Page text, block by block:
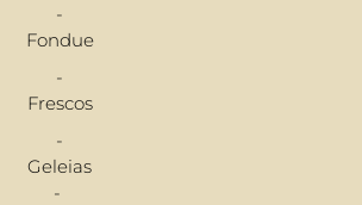
-
Fondue
-
Frescos
-
Geleias
-